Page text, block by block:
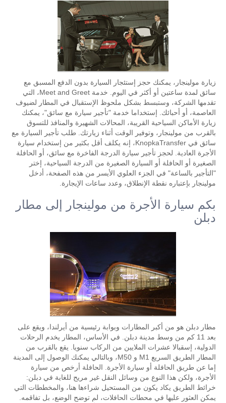
زيارة مولينجار، يمكنك حجز إستئجار السيارة بدون الدفع المسبق مع
سائق لمدة ساعتين أو أكثر في اليوم. خدمة Meet and Greet، التي
تقدمها الشركة، وستبسط بشكل ملحوظ الإستقبال في المطار لضيوف
العاصمة، أو أحبائك. إستخداما خدمة "تأجير سيارة مع سائق"، يمكنك
زيارة الأماكن السياحية القريبة، المحالات الشهيرة والمنافذ للتسوق
بالقرب من مولينجار، وتوفير الوقت أثناء زيارتك. طلب تأجير السيارة مع
سائق في KnopkaTransfer، إنه يكلف أقل بكثير من إستخدام سيارة
الأجرة العادية. لحجز تأجير سيارة الدرجة الفاخرة مع سائق، أو الحافلة
الصغيرة أو الحافلة أو السيارة الصغيرة من الدرجة السياحية، إختر
"التأجير بالساعة" في الجزء العلوي الأيسر من هذه الصفحة، أدخل
مولينجار بإعتباره نقطة الإنطلاق، وعدد ساعات الإيجارة.
بكم سيارة الأجرة من مولينجار إلى مطار
دبلن
مطار دبلن هو من أكبر المطارات وبوابة رئيسية من أيرلندا، ويقع على
بعد 11 كم من وسط مدينة دبلن. في الأساس، المطار يخدم الرحلات
الدولية، إسقبالا عشرات الملايين من الركاب سنويا. يقع بالقرب من
المطار الطريق السريع M1 و M50، وبالتالي يمكنك الوصول إلى المدينة
إما عن طريق الحافلة أو سيارة الأجرة. الحافلة أرخص من سيارة
الأجرة، ولكن هذا النوع من وسائل النقل غير مريح للغاية في دبلن:
خرائط الطريق يكاد يكون من المستحيل شراءها هنا، والمخططات التي
يمكن العثور عليها في محطات الحافلات، لم توضح الوضع، بل تفاقمه.